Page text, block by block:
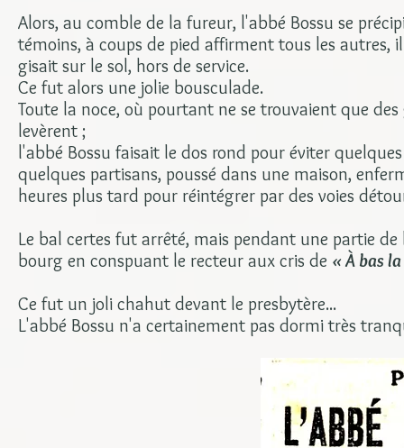
Alors, au comble de la fureur, l'abbé Bossu se
témoins, à coups de pied affirment tous les
gisait sur le sol, hors de service.
Ce fut alors une jolie bousculade.
Toute la noce, où pourtant ne se trouvaient que
levèrent ;
l'abbé Bossu faisait le dos rond pour éviter
quelques partisans, poussé dans une maison,
heures plus tard pour réintégrer par des voies
Le bal certes fut arrêté, mais pendant une partie
bourg en conspuant le recteur aux cris de « À bas
Ce fut un joli chahut devant le presbytère...
L'abbé Bossu n'a certainement pas dormi très